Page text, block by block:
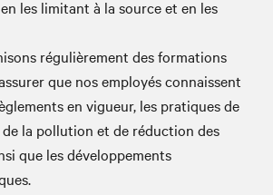
les limitant à la source et en les
régulièrement des formations
que nos employés connaissent
en vigueur, les pratiques de
la pollution et de réduction des
que les développements